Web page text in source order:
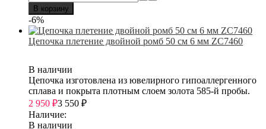
В корзину
-6%
Цепочка плетение двойной ромб 50 см 6 мм ZC7460
В наличии
Цепочка изготовлена из ювелирного гипоаллергенного
сплава и покрыта плотным слоем золота 585-й пробы.
2 950 ₽3 550 ₽
Наличие:
В наличии